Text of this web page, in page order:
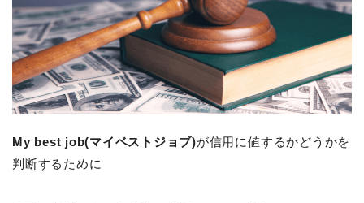
My best job(マイベストジョブ)が信用に値するかどうかを
判断するために